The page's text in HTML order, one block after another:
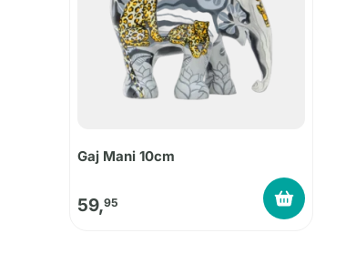
Gaj Mani 10cm
59,95